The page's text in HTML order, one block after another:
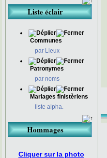
Liste éclair
Communes
par Lieux
Patronymes
par noms
Mariages finistèriens
liste alpha.
Hommages
Cliquer sur la photo